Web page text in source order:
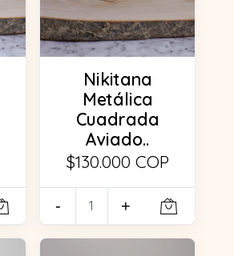
Nikitana
Metálica
Cuadrada
Aviado..
$130.000 COP
- +